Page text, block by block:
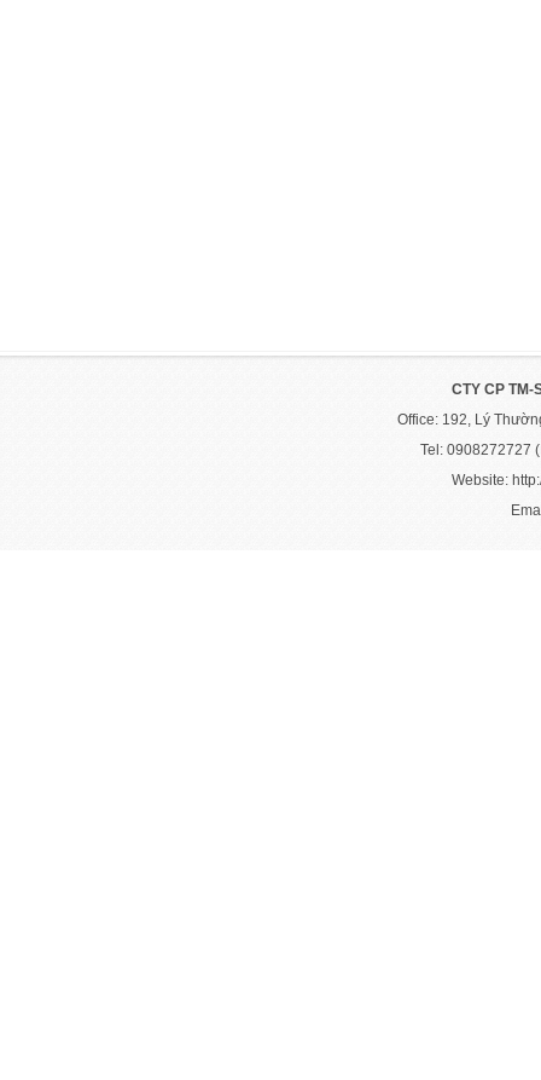
CTY CP TM-
Office: 192, Lý
Tel: 0908272727
Website: